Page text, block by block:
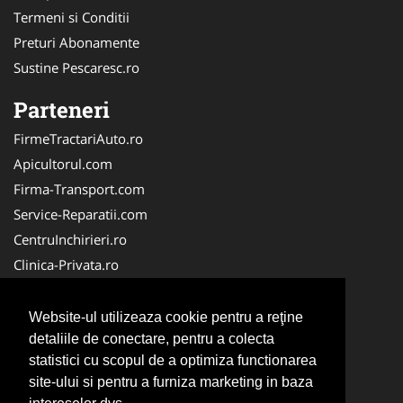
Website-ul utilizeaza cookie pentru a reţine
detaliile de conectare, pentru a colecta
statistici cu scopul de a optimiza functionarea
site-ului si pentru a furniza marketing in baza
Termeni si Conditii
Preturi Abonamente
Sustine Pescaresc.ro
Parteneri
FirmeTractariAuto.ro
Apicultorul.com
Firma-Transport.com
Service-Reparatii.com
CentruInchirieri.ro
Clinica-Privata.ro
Servicii-DDD.com
Birouri-Cadastru.ro
Centru-Copiere.ro
CramaVinuri.ro